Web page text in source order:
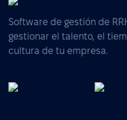
Software de gestión de
gestionar el talento, el
cultura de tu empresa.